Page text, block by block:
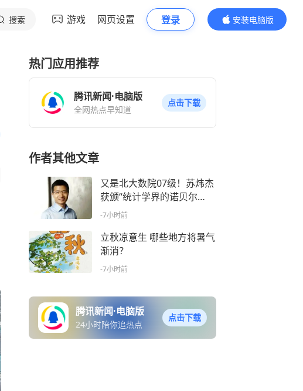
搜索 游戏 网页设置 登录
安装电脑版
内容更精彩
热门应用推荐
腾讯新闻·电脑版
全网热点早知道
点击下载
作者其他文章
又是北大数院07级！苏炜杰
获颁“统计学界的诺贝尔
奖”，与王虹、邓煜是本科同
后合影
-7小时前
立秋凉意生 哪些地方将暑气
渐消？
-7小时前
腾讯新闻·电脑版
24小时陪你追热点
点击下载